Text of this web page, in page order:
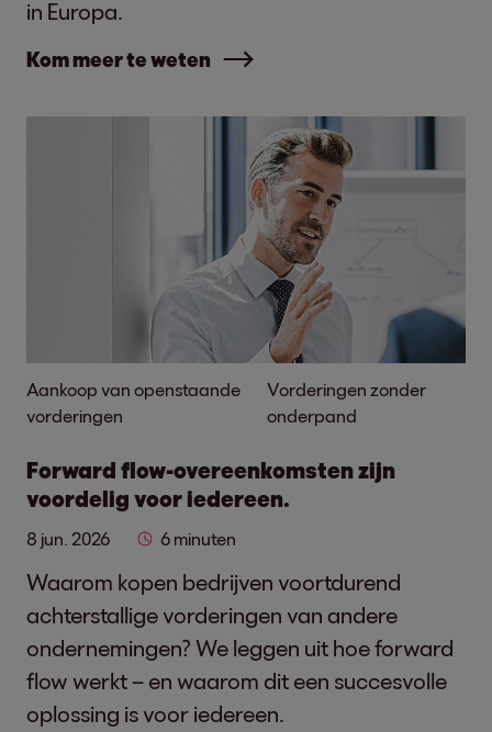
in Europa.
Kom meer te weten
Aankoop van openstaande
vorderingen
Vorderingen zonder
onderpand
Forward flow-overeenkomsten zijn
voordelig voor iedereen.
8 jun. 2026 6 minuten
Waarom kopen bedrijven voortdurend
achterstallige vorderingen van andere
ondernemingen? We leggen uit hoe forward
flow werkt – en waarom dit een succesvolle
oplossing is voor iedereen.